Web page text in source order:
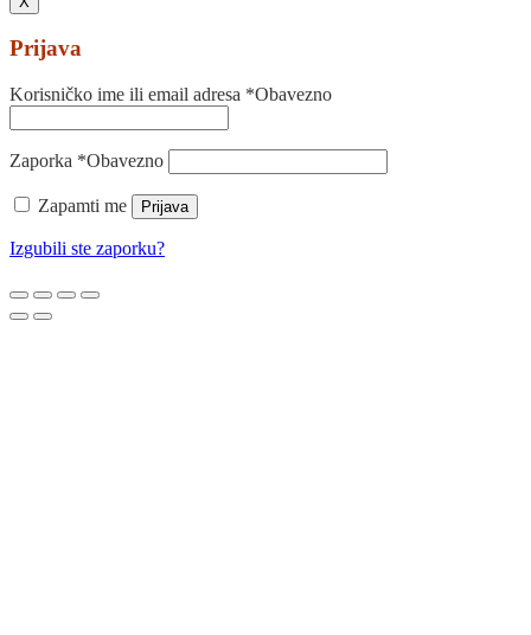
Prijava
Korisničko ime ili email adresa *Obavezno
Zaporka *Obavezno
Zapamti me Prijava
Izgubili ste zaporku?